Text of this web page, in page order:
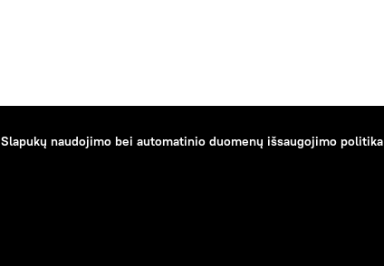
Slapukų naudojimo bei automatinio duomenų išsaugojimo politika